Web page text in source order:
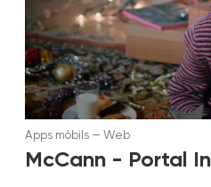
Apps mòbils — Web
McCann - Portal